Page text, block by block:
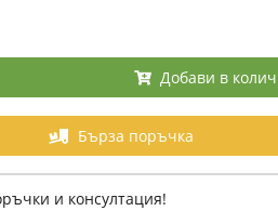
Добави в
Бърза поръчка
и консултация!